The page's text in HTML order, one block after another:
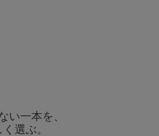
い一本を、
選ぶ。